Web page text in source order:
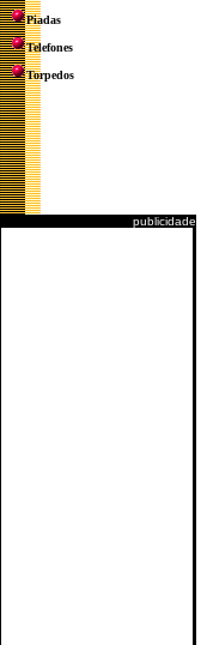
Piadas
Telefones
Torpedos
publicidade